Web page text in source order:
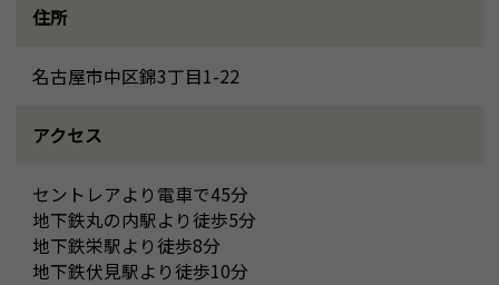
住所
名古屋市中区錦3丁目1-22
アクセス
セントレアより電車で45分
地下鉄丸の内駅より徒歩5分
地下鉄栄駅より徒歩8分
地下鉄伏見駅より徒歩10分